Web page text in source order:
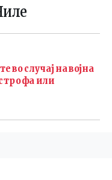
во случај на војна
или